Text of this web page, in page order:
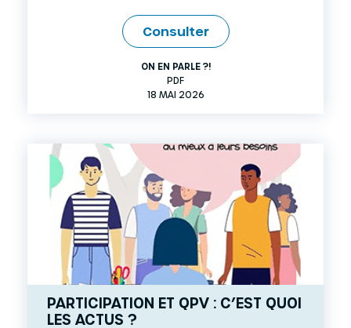
Consulter
ON EN PARLE ?!
PDF
18 MAI 2026
PARTICIPATION ET QPV : C’EST QUOI
LES ACTUS ?